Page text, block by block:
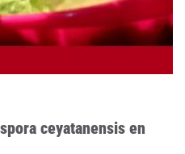
ceyatanensis en